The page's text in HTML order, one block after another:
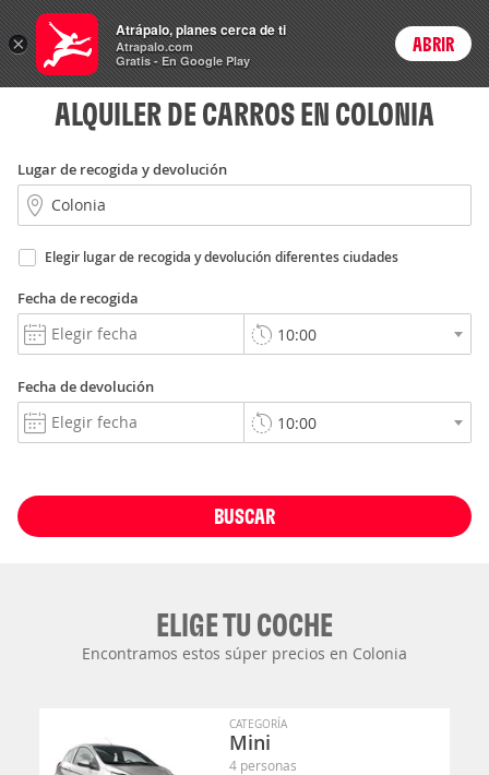
Rent
a Car Login
ALQUILER DE CARROS EN COLONIA
Lugar de recogida y devolución
Elegir lugar de recogida y devolución diferentes ciudades
Fecha de recogida
Fecha de devolución
BUSCAR
ELIGE TU COCHE
Encontramos estos súper precios en Colonia
CATEGORÍA
Mini
4 personas
×
Atrápalo, planes cerca de ti
Atrapalo.com
Gratis - En Google Play
ABRIR